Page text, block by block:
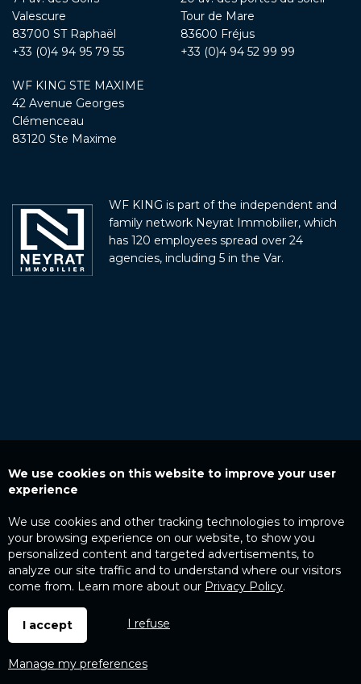
Valescure
83700 ST Raphaël
+33 (0)4 94 95 79 55
Tour de Mare
83600 Fréjus
+33 (0)4 94 52 99 99
WF KING STE MAXIME
42 Avenue Georges
Clémenceau
83120 Ste Maxime
WF KING is part of the independent and
family network Neyrat Immobilier, which
has 120 employees spread over 24
agencies, including 5 in the Var.
We use cookies on this website to improve your user
experience
We use cookies and other tracking technologies to improve
your browsing experience on our website, to show you
personalized content and targeted advertisements, to
analyze our site traffic and to understand where our visitors
come from. Learn more about our Privacy Policy.
I accept I refuse
Manage my preferences